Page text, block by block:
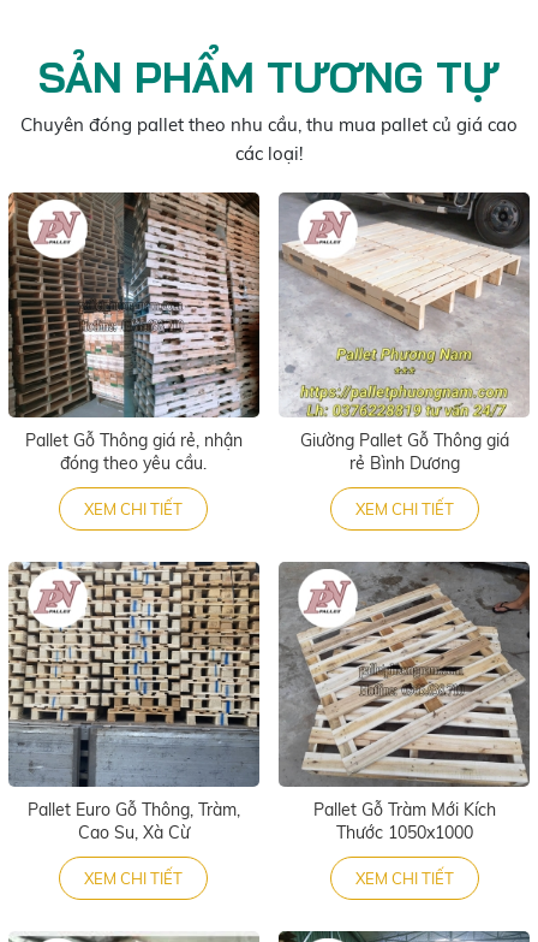
SẢN PHẨM TƯƠNG TỰ
Chuyên đóng pallet theo nhu cầu, thu mua pallet củ giá cao
các loại!
Pallet Gỗ Thông giá rẻ, nhận
đóng theo yêu cầu.
XEM CHI TIẾT
Giường Pallet Gỗ Thông giá
rẻ Bình Dương
XEM CHI TIẾT
Pallet Euro Gỗ Thông, Tràm,
Cao Su, Xà Cừ
XEM CHI TIẾT
Pallet Gỗ Tràm Mới Kích
Thước 1050x1000
XEM CHI TIẾT